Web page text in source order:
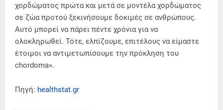
χορδώματος πρώτα και μετά σε μοντέλα χορδώματος
σε ζώα προτού ξεκινήσουμε δοκιμές σε ανθρώπους.
Αυτό μπορεί να πάρει πέντε χρόνια για να
ολοκληρωθεί. Τότε, ελπίζουμε, επιτέλους να είμαστε
έτοιμοι να αντιμετωπίσουμε την πρόκληση του
chordoma».
Πηγή: healthstat.gr